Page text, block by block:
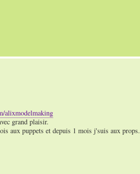
alixmodelmaking
grand plaisir.
aux puppets et depuis 1 mois j'suis aux props.